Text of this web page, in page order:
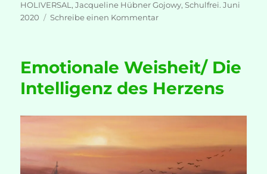
HOLIVERSAL ,Jacqueline Hübner Gojowy,Schulfrei. Juni
2020
Schreibe einen Kommentarzu
–
„Schulfrei.
2020“
Emotionale Weisheit/ Die
Intelligenz des Herzens